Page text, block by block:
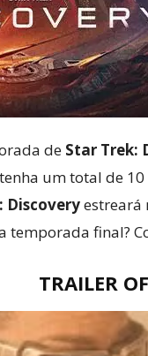
de Star Trek:
um total de
Discoveryestreará
temporada final?
TRAILER